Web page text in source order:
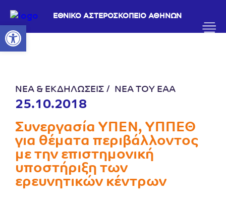
Ανοίξτε τη γραμμή εργαλείων
ΕΘΝΙΚΟ ΑΣΤΕΡΟΣΚΟΠΕΙΟ ΑΘΗΝΩΝ
ΝΕΑ & ΕΚΔΗΛΩΣΕΙΣ ΝΕΑ ΤΟΥ ΕΑΑ
25.10.2018
Συνεργασία ΥΠΕΝ, ΥΠΠΕΘ
για θέματα περιβάλλοντος
με την επιστημονική
υποστήριξη των
ερευνητικών κέντρων